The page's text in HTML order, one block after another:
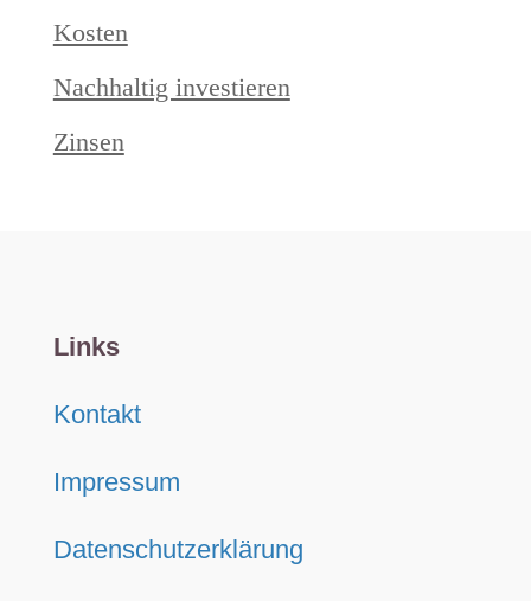
Kosten
Nachhaltig investieren
Zinsen
Links
Kontakt
Impressum
Datenschutzerklärung